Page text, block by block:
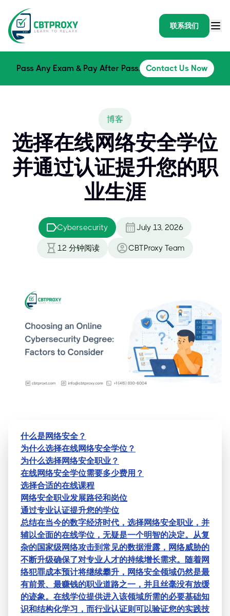
联系我们
Pass Any Exam & Pay After Pass. Contact Us Now
博客
选择在线网络安全学位
并通过认证提升您的职
业生涯
Cybersecurity July 13, 2026
12 分钟阅读 CBTProxy Team
什么是网络安全？
为什么选择在线网络安全学位？
为什么选择网络安全职业？
在线网络安全学位需要多少费用？
选择合适的在线课程
网络安全职业发展路径和岗位
通过专业认证提升您的学位
总结在当今的数字经济时代，选择网络安全职业，并
辅以全面的在线学位，无疑是一个明智的决定。从复
杂的国家级网络攻击到常见的数据泄露，网络威胁的
不断升级确保了对专业人才的持续增长需求。随着网
络犯罪成本预计将继续攀升，网络安全领域仍然是最
有前景、最赚钱的职业道路之一，并且丝毫没有放缓
的迹象。在线学位提供进入该领域所需的必要基础知
识和结构化学习，而行业认证则可以验证您的实践技